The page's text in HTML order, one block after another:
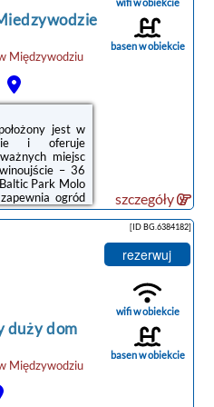
Międzywodziu
jest w
i oferuje
miejsc
– 36
Park Molo
ogród
W okolicy
się Plaża w
(3), salon z
kuchnię ze
takim jak
łazienek
podziwiać
basen w obiekcie
szczegóły
duży dom
Międzywodziu
[ID BG.6384182]
rezerwuj
wifi w obiekcie
basen w obiekcie